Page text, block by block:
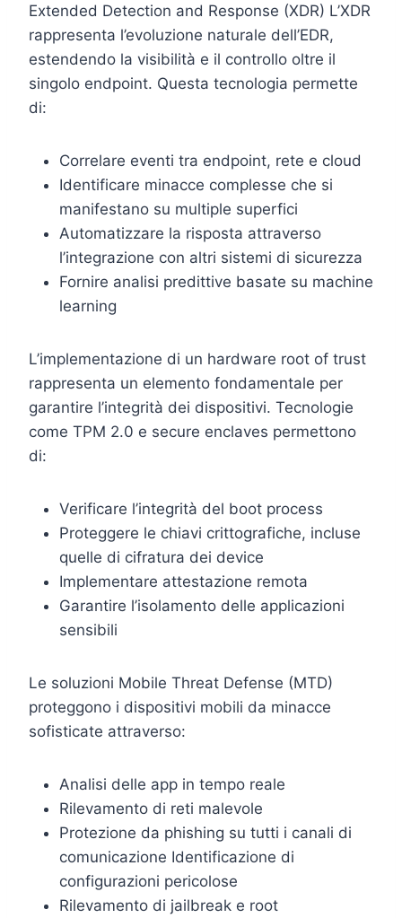
Extended Detection and Response (XDR) L’XDR
rappresenta l’evoluzione naturale dell’EDR,
estendendo la visibilità e il controllo oltre il
singolo endpoint. Questa tecnologia permette
di:
Correlare eventi tra endpoint, rete e cloud
Identificare minacce complesse che si
manifestano su multiple superfici
Automatizzare la risposta attraverso
l’integrazione con altri sistemi di sicurezza
Fornire analisi predittive basate su machine
learning
L’implementazione di un hardware root of trust
rappresenta un elemento fondamentale per
garantire l’integrità dei dispositivi. Tecnologie
come TPM 2.0 e secure enclaves permettono
di:
Verificare l’integrità del boot process
Proteggere le chiavi crittografiche, incluse
quelle di cifratura dei device
Implementare attestazione remota
Garantire l’isolamento delle applicazioni
sensibili
Le soluzioni Mobile Threat Defense (MTD)
proteggono i dispositivi mobili da minacce
sofisticate attraverso:
Analisi delle app in tempo reale
Rilevamento di reti malevole
Protezione da phishing su tutti i canali di
comunicazione Identificazione di
configurazioni pericolose
Rilevamento di jailbreak e root